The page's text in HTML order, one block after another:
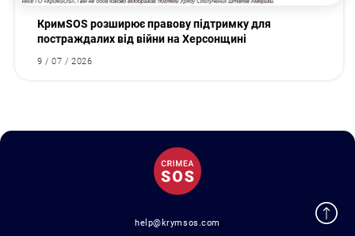
КримSOS розширює правову підтримку для
постраждалих від війни на Херсонщині
9 / 07 / 2026
help@krymsos.com